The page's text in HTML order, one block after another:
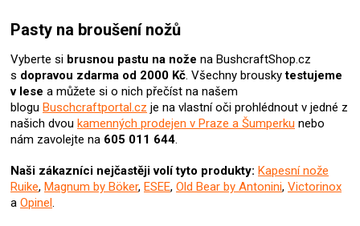
l
d
a
c
í
p
r
k
y
v
Pasty na broušení nožů
Vyberte si brusnou pastu na nože na BushcraftShop.cz
s dopravou zdarma od 2000 Kč. Všechny brouskytestujeme
v lese a můžete si o nich přečíst na našem
blogu Buschcraftportal.cz je na vlastní oči prohlédnout v jedné z
našich dvou kamenných prodejen v Praze a Šumperku nebo
nám zavolejte na 605 011 644.
Naši zákazníci nejčastěji volí tyto produkty: Kapesní nože
Ruike, Magnum by Böker, ESEE, Old Bear by Antonini, Victorinox
a Opinel.